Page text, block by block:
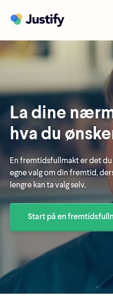
La dine
hva du
En fremtidsfullmakt er det
egne valg om din fremtid,
lengre kan ta valg selv.
Start på en